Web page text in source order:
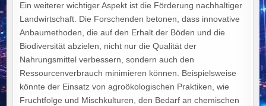
Ein weiterer wichtiger Aspekt ist die Förderung nachhaltiger
Landwirtschaft. Die Forschenden betonen, dass innovative
Anbaumethoden, die auf den Erhalt der Böden und die
Biodiversität abzielen, nicht nur die Qualität der
Nahrungsmittel verbessern, sondern auch den
Ressourcenverbrauch minimieren können. Beispielsweise
könnte der Einsatz von agroökologischen Praktiken, wie
Fruchtfolge und Mischkulturen, den Bedarf an chemischen